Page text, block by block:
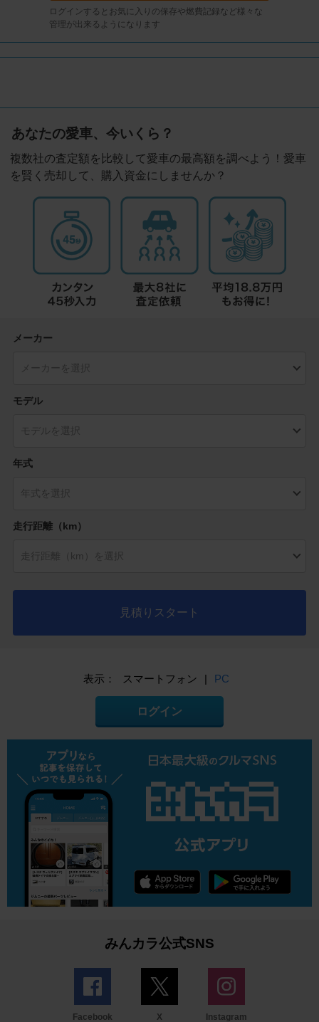
ログインするとお気に入りの保存や燃費記録など様々な
管理が出来るようになります
あなたの愛車、今いくら？
複数社の査定額を比較して愛車の最高額を調べよう！愛車
を賢く売却して、購入資金にしませんか？
メーカー
モデル
年式
走行距離（km）
見積りスタート
表示： スマートフォン | PC
ログイン
みんカラ公式SNS
Facebook X Instagram